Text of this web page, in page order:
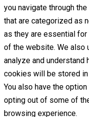
you navigate through
that are categorized as
as they are essential
of the website. We also
analyze and
cookies will be stored
You also have the
opting out of some of
browsing experience.